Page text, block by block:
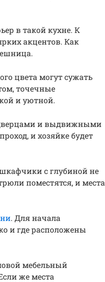
в такой кухне. К
акцентов. Как
цвета могут сужать
точечные
и уютной.
и выдвижными
и хозяйке будет
с глубиной не
поместятся, и места
. Для начала
и где расположены
мебельный
же места